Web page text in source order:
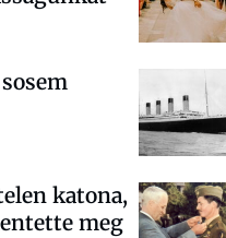
katona,
meg